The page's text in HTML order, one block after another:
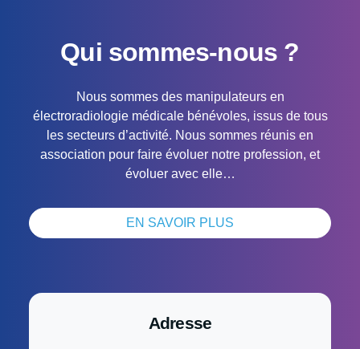
Qui sommes-nous ?
Nous sommes des manipulateurs en
électroradiologie médicale bénévoles, issus de tous
les secteurs d’activité. Nous sommes réunis en
association pour faire évoluer notre profession, et
évoluer avec elle…
EN SAVOIR PLUS
Adresse